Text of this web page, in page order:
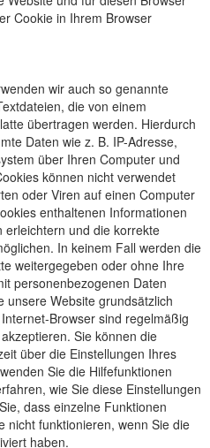
Cookie in Ihrem Browser
wir auch so genannte
die von einem
übertragen werden. Hierdurch
Daten wie z. B. IP-Adresse,
über Ihren Computer und
können nicht verwendet
oder Viren auf einen Computer
enthaltenen Informationen
erleichtern und die korrekte
In keinem Fall werden die
weitergegeben oder ohne Ihre
personenbezogenen Daten
unsere Website grundsätzlich
Browser sind regelmäßig
Sie können die
über die Einstellungen Ihres
Sie die Hilfefunktionen
wie Sie diese Einstellungen
dass einzelne Funktionen
nicht funktionieren, wenn Sie die
haben.